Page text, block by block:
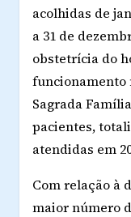
acolhidas de
a 31 de
obstetrícia do
funcionamento
Sagrada
pacientes,
atendidas em
Com relação à
maior número